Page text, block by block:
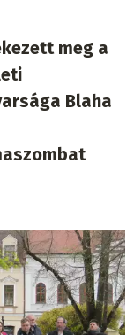
meg a
Blaha